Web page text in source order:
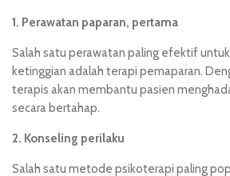
1. Perawatan paparan, pertama
Salah satu perawatan paling efektif
ketinggian adalah terapi pemaparan.
terapis akan membantu pasien
secara bertahap.
2. Konseling perilaku
Salah satu metode psikoterapi paling